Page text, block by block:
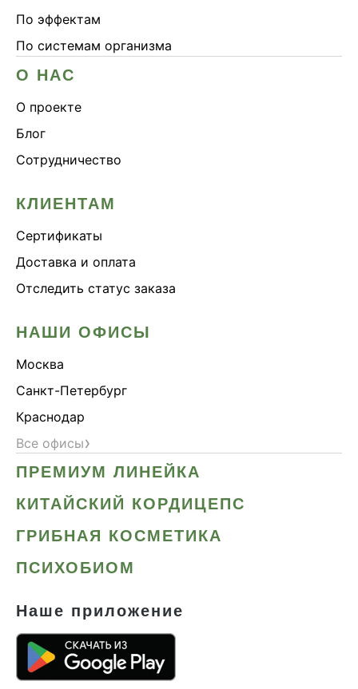
По эффектам
По системам организма
О НАС
О проекте
Блог
Сотрудничество
КЛИЕНТАМ
Сертификаты
Доставка и оплата
Отследить статус заказа
НАШИ ОФИСЫ
Москва
Санкт-Петербург
Краснодар
Все офисы›
ПРЕМИУМ ЛИНЕЙКА
КИТАЙСКИЙ КОРДИЦЕПС
ГРИБНАЯ КОСМЕТИКА
ПСИХОБИОМ
Наше приложение